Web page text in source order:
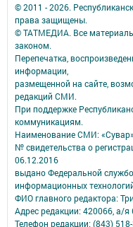
© 2011 - 2026.
права защищены.
© ТАТМЕДИА. Все
законом.
Перепечатка,
информации,
размещенной на сайте,
редакций СМИ.
При поддержке
коммуникациям.
Наименование СМИ:
№ свидетельства о
06.12.2016
выдано Федеральной
информационных
ФИО главного редактора:
Адрес редакции: 420066, а/я
Телефон редакции: (843)